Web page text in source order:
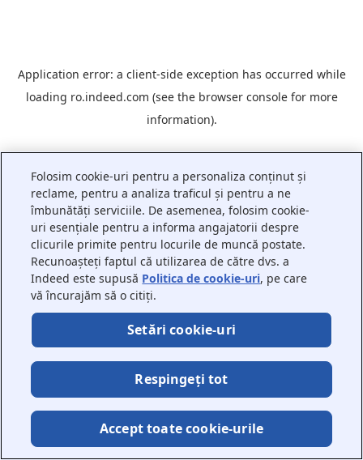
Application error: a client-side exception has occurred while
loading ro.indeed.com (see the browser consolefor more
information).
Folosim cookie-uri pentru a personaliza conținut și
reclame, pentru a analiza traficul și pentru a ne
îmbunătăți serviciile. De asemenea, folosim cookie-
uri esențiale pentru a informa angajatorii despre
clicurile primite pentru locurile de muncă postate.
Recunoașteți faptul că utilizarea de către dvs. a
Indeed este supusă Politica de cookie-uri, pe care
vă încurajăm să o citiți.
Setări cookie-uri
Respingeți tot
Accept toate cookie-urile